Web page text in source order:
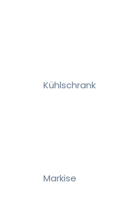
Kühlschrank
Markise